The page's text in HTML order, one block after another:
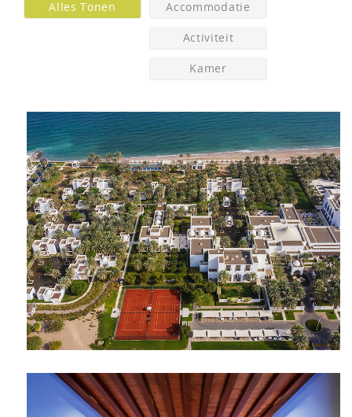
Alles Tonen Accommodatie
Activiteit
Kamer